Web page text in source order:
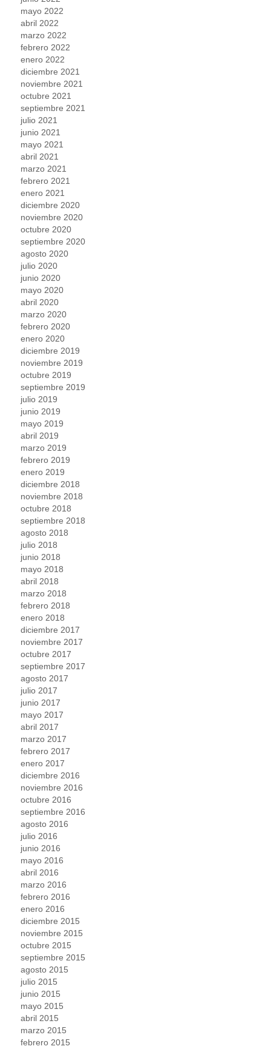
mayo 2022
abril 2022
marzo 2022
febrero 2022
enero 2022
diciembre 2021
noviembre 2021
octubre 2021
septiembre 2021
julio 2021
junio 2021
mayo 2021
abril 2021
marzo 2021
febrero 2021
enero 2021
diciembre 2020
noviembre 2020
octubre 2020
septiembre 2020
agosto 2020
julio 2020
junio 2020
mayo 2020
abril 2020
marzo 2020
febrero 2020
enero 2020
diciembre 2019
noviembre 2019
octubre 2019
septiembre 2019
julio 2019
junio 2019
mayo 2019
abril 2019
marzo 2019
febrero 2019
enero 2019
diciembre 2018
noviembre 2018
octubre 2018
septiembre 2018
agosto 2018
julio 2018
junio 2018
mayo 2018
abril 2018
marzo 2018
febrero 2018
enero 2018
diciembre 2017
noviembre 2017
octubre 2017
septiembre 2017
agosto 2017
julio 2017
junio 2017
mayo 2017
abril 2017
marzo 2017
febrero 2017
enero 2017
diciembre 2016
noviembre 2016
octubre 2016
septiembre 2016
agosto 2016
julio 2016
junio 2016
mayo 2016
abril 2016
marzo 2016
febrero 2016
enero 2016
diciembre 2015
noviembre 2015
octubre 2015
septiembre 2015
agosto 2015
julio 2015
junio 2015
mayo 2015
abril 2015
marzo 2015
febrero 2015